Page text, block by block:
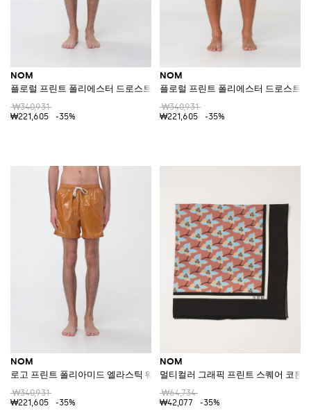
NOM
플로럴 프린트 폴리에스터 드로스트링 웨이스트 스윔 쇼츠
₩340,931
₩221,605
-35%
NOM
플로럴 프린트 폴리에스터 드로스트
₩340,931
₩221,605
-35%
NOM
로고 프린트 폴리아미드 엘라스틱 웨이스트 스윔 쇼츠
₩340,931
₩221,605
-35%
NOM
멀티컬러 그래픽 프린트 스퀘어 코튼
₩64,734
₩42,077
-35%